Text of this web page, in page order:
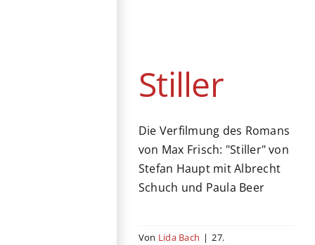
Stiller
Die Verfilmung des Romans
von Max Frisch: "Stiller" von
Stefan Haupt mit Albrecht
Schuch und Paula Beer
Von Lida Bach | 27.